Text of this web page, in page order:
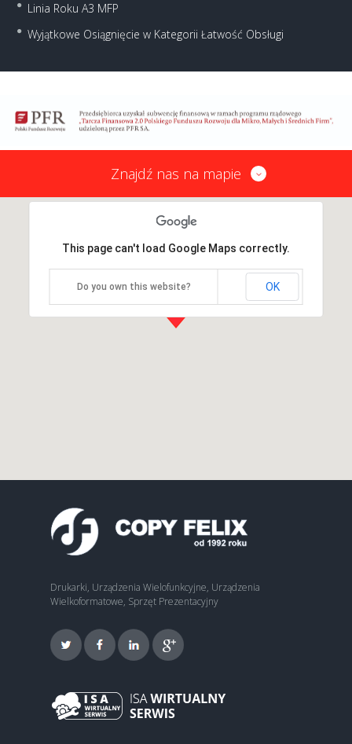
Linia Roku A3 MFP
Wyjątkowe Osiągnięcie w Kategorii Łatwość Obsługi
Znajdź nas na mapie
This page can't load Google Maps correctly.
Do you own this website? OK
Drukarki, Urządzenia Wielofunkcyjne, Urządzenia
Wielkoformatowe, Sprzęt Prezentacyjny